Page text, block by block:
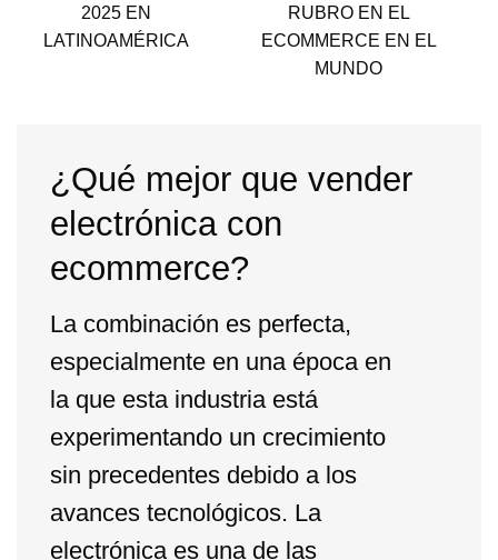
2025 EN
LATINOAMÉRICA
RUBRO EN EL
ECOMMERCE EN EL
MUNDO
¿Qué mejor que vender
electrónica con
ecommerce?
La combinación es perfecta,
especialmente en una época en
la que esta industria está
experimentando un crecimiento
sin precedentes debido a los
avances tecnológicos. La
electrónica es una de las